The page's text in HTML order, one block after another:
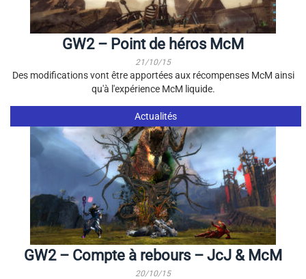
GW2 – Point de héros McM
21/10/15
Des modifications vont être apportées aux récompenses McM ainsi
qu'à l'expérience McM liquide.
Actualités
GW2 – Compte à rebours – JcJ & McM
20/10/15